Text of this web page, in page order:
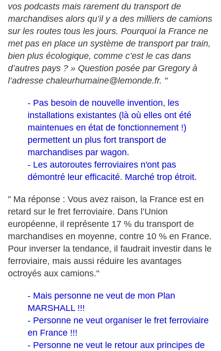
vos podcasts mais rarement du transport de
marchandises alors qu’il y a des milliers de camions
sur les routes tous les jours. Pourquoi la France ne
met pas en place un système de transport par train,
bien plus écologique, comme c’est le cas dans
d’autres pays ? » Question posée par Gregory à
l’adresse chaleurhumaine@lemonde.fr. "
- Pas besoin de nouvelle invention, les
installations existantes (là où elles ont été
maintenues en état de fonctionnement !)
permettent un plus fort transport de
marchandises par wagon.
- Les autoroutes ferroviaires n'ont pas
démontré leur efficacité. Marché trop étroit.
" Ma réponse : Vous avez raison, la France est en
retard sur le fret ferroviaire. Dans l’Union
européenne, il représente 17 % du transport de
marchandises en moyenne, contre 10 % en France.
Pour inverser la tendance, il faudrait investir dans le
ferroviaire, mais aussi réduire les avantages
octroyés aux camions."
- Mais personne ne veut de mon Plan
MARSHALL !!!
- Personne ne veut organiser le fret ferroviaire
en France !!!
- Personne ne veut le retour aux principes de